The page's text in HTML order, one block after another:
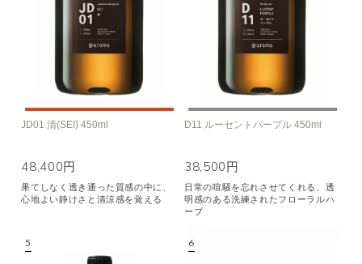
JD01 清(SEI) 450ml
48,400円
果てしなく透き通った質感の中に、
心地よい静けさと清涼感を覚える
D11 ルーセントパープル 450ml
38,500円
日常の喧騒を忘れさせてくれる、透
明感のある洗練されたフローラルハ
ーブ